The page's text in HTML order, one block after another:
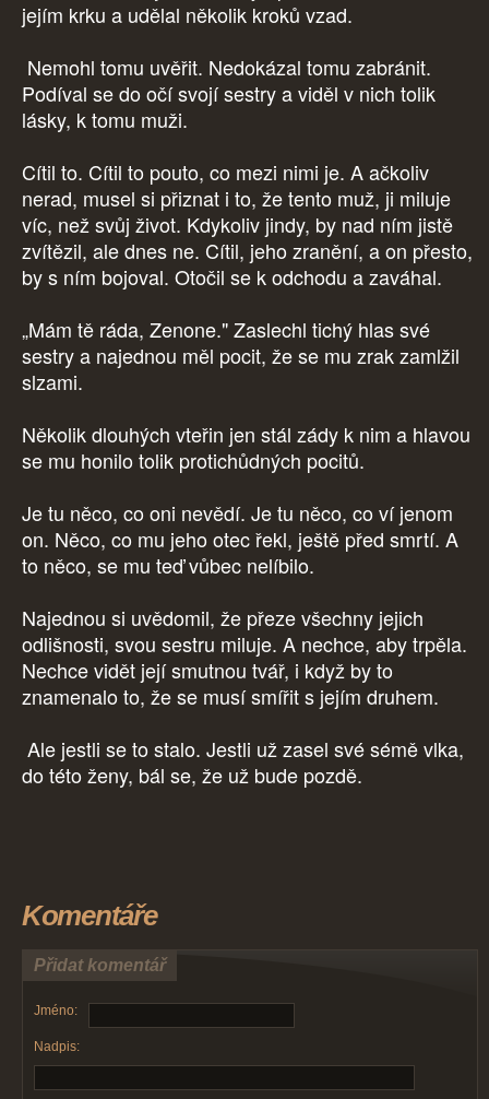
jejím krku a udělal několik kroků vzad.
Nemohl tomu uvěřit. Nedokázal tomu zabránit.
Podíval se do očí svojí sestry a viděl v nich tolik
lásky, k tomu muži.
Cítil to. Cítil to pouto, co mezi nimi je. A ačkoliv
nerad, musel si přiznat i to, že tento muž, ji miluje
víc, než svůj život. Kdykoliv jindy, by nad ním jistě
zvítězil, ale dnes ne. Cítil, jeho zranění, a on přesto,
by s ním bojoval. Otočil se k odchodu a zaváhal.
„Mám tě ráda, Zenone." Zaslechl tichý hlas své
sestry a najednou měl pocit, že se mu zrak zamlžil
slzami.
Několik dlouhých vteřin jen stál zády k nim a hlavou
se mu honilo tolik protichůdných pocitů.
Je tu něco, co oni nevědí. Je tu něco, co ví jenom
on. Něco, co mu jeho otec řekl, ještě před smrtí. A
to něco, se mu teď vůbec nelíbilo.
Najednou si uvědomil, že přeze všechny jejich
odlišnosti, svou sestru miluje. A nechce, aby trpěla.
Nechce vidět její smutnou tvář, i když by to
znamenalo to, že se musí smířit s jejím druhem.
Ale jestli se to stalo. Jestli už zasel své sémě vlka,
do této ženy, bál se, že už bude pozdě.
Komentáře
Přidat komentář
Jméno:
Nadpis: